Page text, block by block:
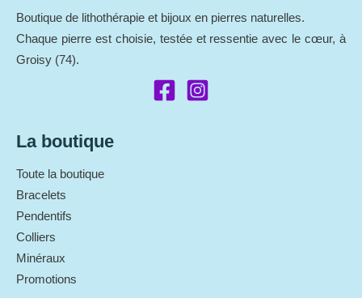
Boutique de lithothérapie et bijoux en pierres naturelles.
Chaque pierre est choisie, testée et ressentie avec le cœur, à
Groisy (74).
La boutique
Toute la boutique
Bracelets
Pendentifs
Colliers
Minéraux
Promotions